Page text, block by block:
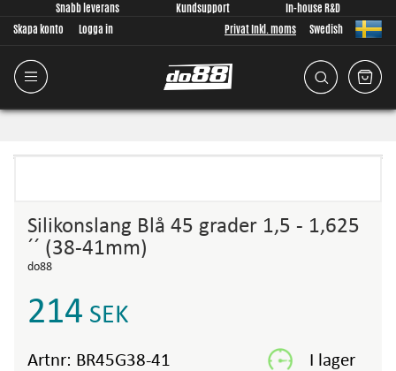
Snabb leverans Kundsupport
In-house R&D
Skapa konto
Logga in Privat Inkl. moms Swedish
Silikonslang Blå 45 grader 1,5 - 1,625
´´ (38-41mm)
do88
214 SEK
Artnr: BR45G38-41